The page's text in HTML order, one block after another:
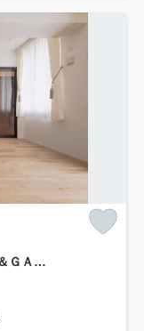
ＢｒｉｌｌｉａＭａｒｅ有明ＴＯＷＥＲ＆ＧＡＲＤＥＮ